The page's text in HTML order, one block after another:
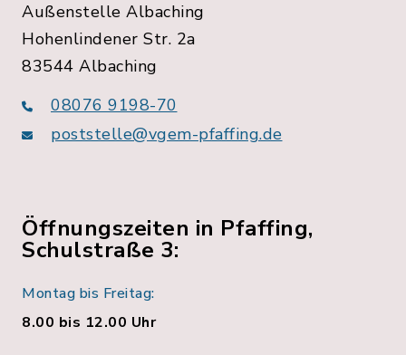
Außenstelle Albaching
Hohenlindener Str. 2a
83544 Albaching
08076 9198-70
poststelle@vgem-pfaffing.de
Öffnungszeiten in Pfaffing,
Schulstraße 3:
Montag bis Freitag:
8.00 bis 12.00 Uhr